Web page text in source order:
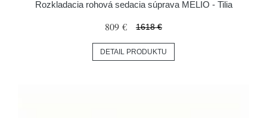
Rozkladacia rohová sedacia súprava MELIO - Tilia
809 € 1618 €
DETAIL PRODUKTU